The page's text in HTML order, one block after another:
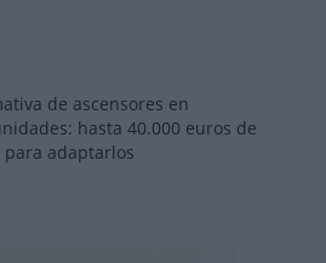
de ascensores en
hasta 40.000 euros de
para adaptarlos